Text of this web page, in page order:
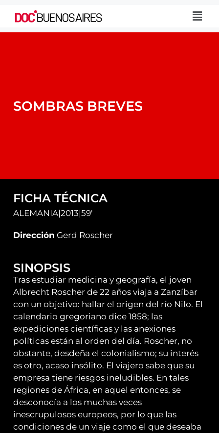
SOMBRAS BREVES
FICHA TÉCNICA
ALEMANIA|2013|59'
Dirección Gerd Roscher
SINOPSIS
Tras estudiar medicina y geografía, el joven
Albrecht Roscher de 22 años viaja a Zanzíbar
con un objetivo: hallar el origen del río Nilo. El
calendario gregoriano dice 1858; las
expediciones científicas y las anexiones
políticas están al orden del día. Roscher, no
obstante, desdeña el colonialismo; su interés
es otro, acaso insólito. El viajero sabe que su
empresa tiene riesgos ineludibles. En tales
regiones de África, en aquel entonces, se
desconocía a los muchas veces
inescrupulosos europeos, por lo que las
condiciones de un viaje como el que deseaba